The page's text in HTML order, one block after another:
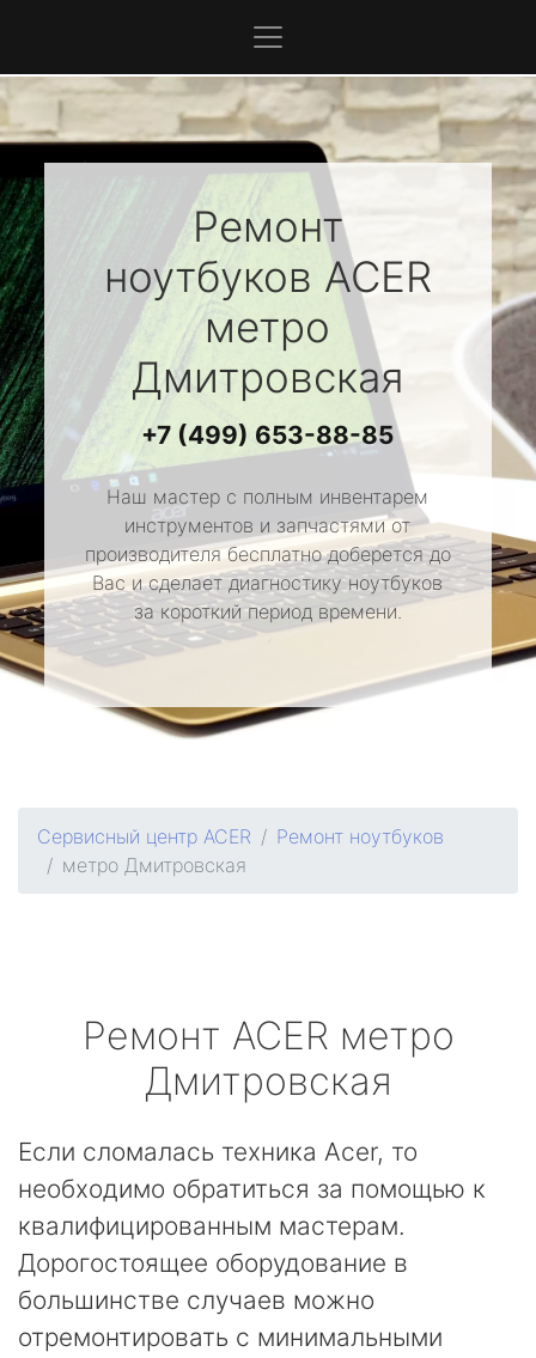
Ремонт
ноутбуков ACER
метро
Дмитровская
+7 (499) 653-88-85
Наш мастер с полным инвентарем
инструментов и запчастями от
производителя бесплатно доберется до
Вас и сделает диагностику ноутбуков
за короткий период времени.
Сервисный центр ACER
Ремонт ноутбуков
метро Дмитровская
Ремонт ACER метро
Дмитровская
Если сломалась техника Acer, то
необходимо обратиться за помощью к
квалифицированным мастерам.
Дорогостоящее оборудование в
большинстве случаев можно
отремонтировать с минимальными